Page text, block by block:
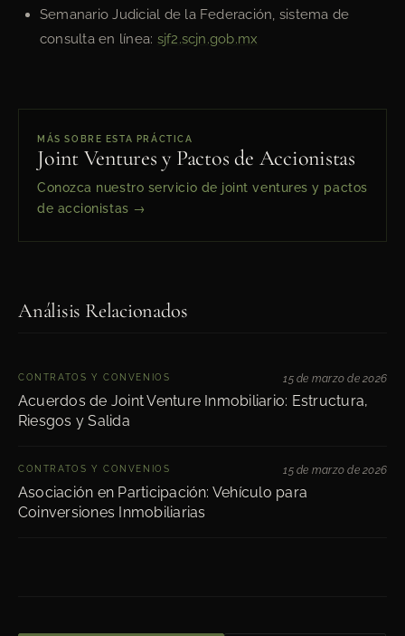
Semanario Judicial de la Federación, sistema de
consulta en línea: sjf2.scjn.gob.mx
MÁS SOBRE ESTA PRÁCTICA
Joint Ventures y Pactos de Accionistas
Conozca nuestro servicio de joint ventures y pactos
de accionistas →
Análisis Relacionados
CONTRATOS Y CONVENIOS
Acuerdos de Joint Venture Inmobiliario: Estructura,
Riesgos y Salida
15 de marzo de 2026
CONTRATOS Y CONVENIOS
Asociación en Participación: Vehículo para
Coinversiones Inmobiliarias
15 de marzo de 2026